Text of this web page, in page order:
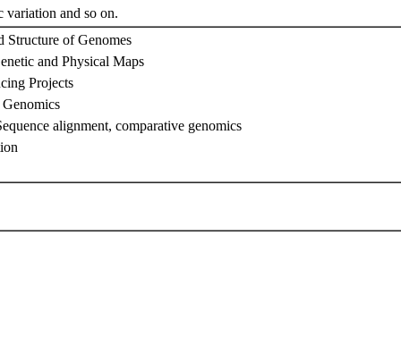
variation and so on.
Structure of Genomes
and Physical Maps
Projects
alignment, comparative genomics